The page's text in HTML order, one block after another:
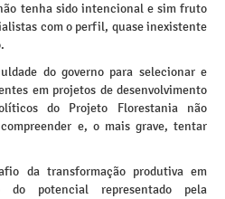
tenha sido intencional e sim fruto
com o perfil, quase inexistente
do governo para selecionar e
em projetos de desenvolvimento
do Projeto Florestania não
e, o mais grave, tentar
da transformação produtiva em
do potencial representado pela